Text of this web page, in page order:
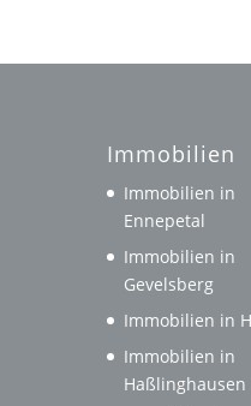
Immobilien
Immobilien in
Ennepetal
Immobilien in
Gevelsberg
Immobilien in
Immobilien in
Haßlinghausen